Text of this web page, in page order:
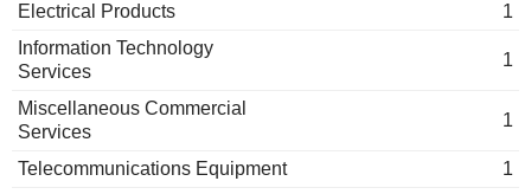
Electrical Products
1
Information Technology
Services
1
Miscellaneous Commercial
Services
1
Telecommunications Equipment
1